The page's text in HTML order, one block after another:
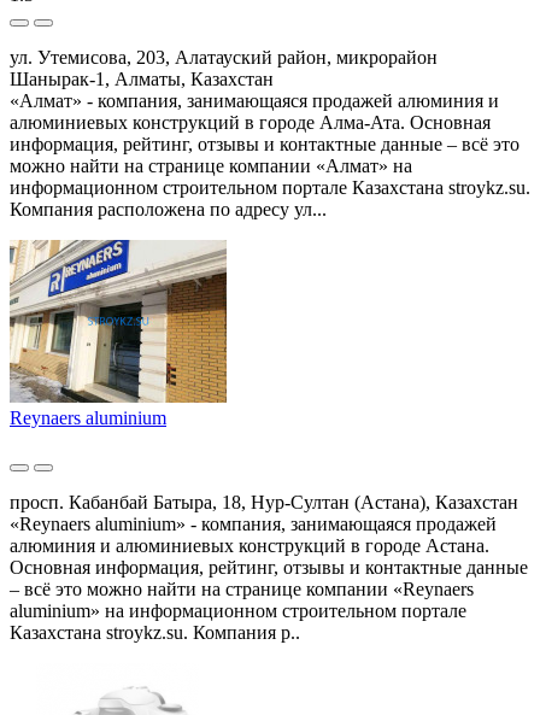
ул. Утемисова, 203, Алатауский район, микрорайон
Шанырак-1, Алматы, Казахстан
«Алмат» - компания, занимающаяся продажей алюминия и
алюминиевых конструкций в городе Алма-Ата. Основная
информация, рейтинг, отзывы и контактные данные – всё это
можно найти на странице компании «Алмат» на
информационном строительном портале Казахстана stroykz.su.
Компания расположена по адресу ул...
Reynaers aluminium
просп. Кабанбай Батыра, 18, Нур-Султан (Астана), Казахстан
«Reynaers aluminium» - компания, занимающаяся продажей
алюминия и алюминиевых конструкций в городе Астана.
Основная информация, рейтинг, отзывы и контактные данные
– всё это можно найти на странице компании «Reynaers
aluminium» на информационном строительном портале
Казахстана stroykz.su. Компания р..